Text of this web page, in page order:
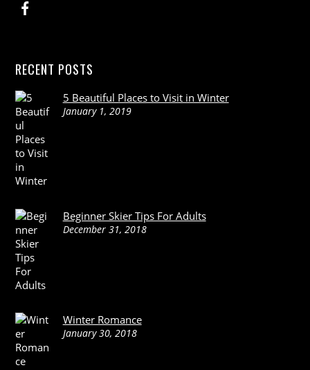
RECENT POSTS
5 Beautiful Places to Visit in Winter
January 1, 2019
Beginner Skier Tips For Adults
December 31, 2018
Winter Romance
January 30, 2018